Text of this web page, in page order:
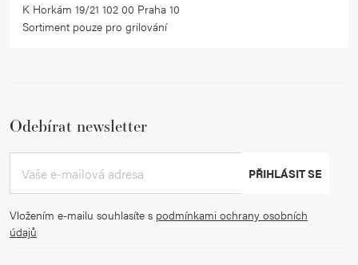
K Horkám 19/21 102 00 Praha 10
Sortiment pouze pro grilování
Odebírat newsletter
Vložením e-mailu souhlasíte s podmínkami ochrany osobních
údajů
PŘIHLÁSIT SE